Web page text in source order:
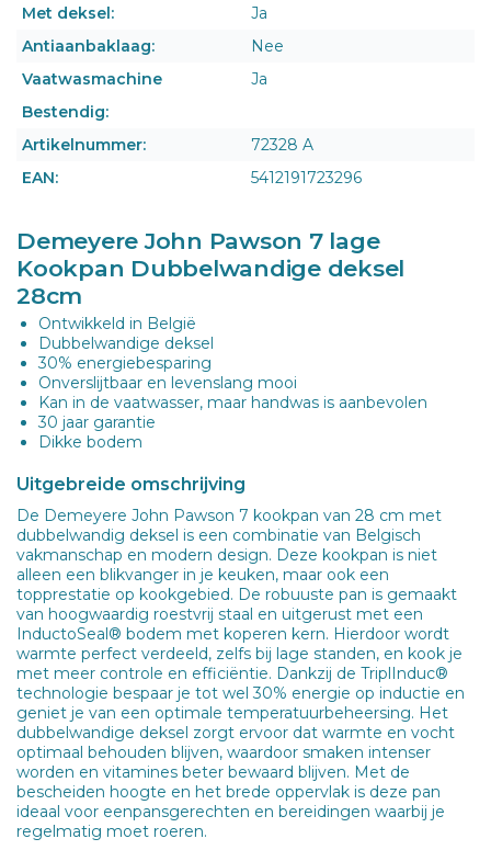
Met deksel:
Ja
Antiaanbaklaag:
Nee
Vaatwasmachine
Bestendig:
Ja
Artikelnummer:
72328 A
EAN:
5412191723296
Demeyere John Pawson 7 lage
Kookpan Dubbelwandige deksel
28cm
Ontwikkeld in België
Dubbelwandige deksel
30% energiebesparing
Onverslijtbaar en levenslang mooi
Kan in de vaatwasser, maar handwas is aanbevolen
30 jaar garantie
Dikke bodem
Uitgebreide omschrijving
De Demeyere John Pawson 7 kookpan van 28 cm met
dubbelwandig deksel is een combinatie van Belgisch
vakmanschap en modern design. Deze kookpan is niet
alleen een blikvanger in je keuken, maar ook een
topprestatie op kookgebied. De robuuste pan is gemaakt
van hoogwaardig roestvrij staal en uitgerust met een
InductoSeal® bodem met koperen kern. Hierdoor wordt
warmte perfect verdeeld, zelfs bij lage standen, en kook je
met meer controle en efficiëntie. Dankzij de TriplInduc®
technologie bespaar je tot wel 30% energie op inductie en
geniet je van een optimale temperatuurbeheersing. Het
dubbelwandige deksel zorgt ervoor dat warmte en vocht
optimaal behouden blijven, waardoor smaken intenser
worden en vitamines beter bewaard blijven. Met de
bescheiden hoogte en het brede oppervlak is deze pan
ideaal voor eenpansgerechten en bereidingen waarbij je
regelmatig moet roeren.